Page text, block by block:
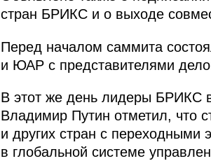
стран БРИКС и о выходе
Перед началом саммита
и ЮАР с представителями
В этот же день лидеры БРИКС
Владимир Путин отметил, что
и других стран с
в глобальной системе